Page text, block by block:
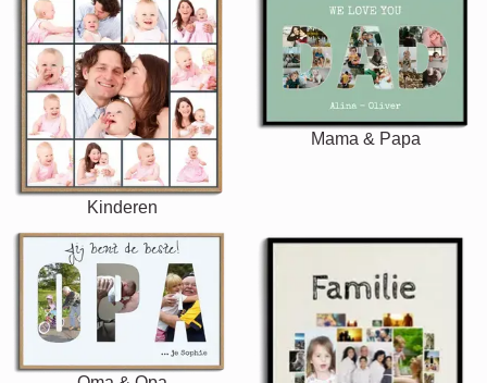
Kinderen
Mama & Papa